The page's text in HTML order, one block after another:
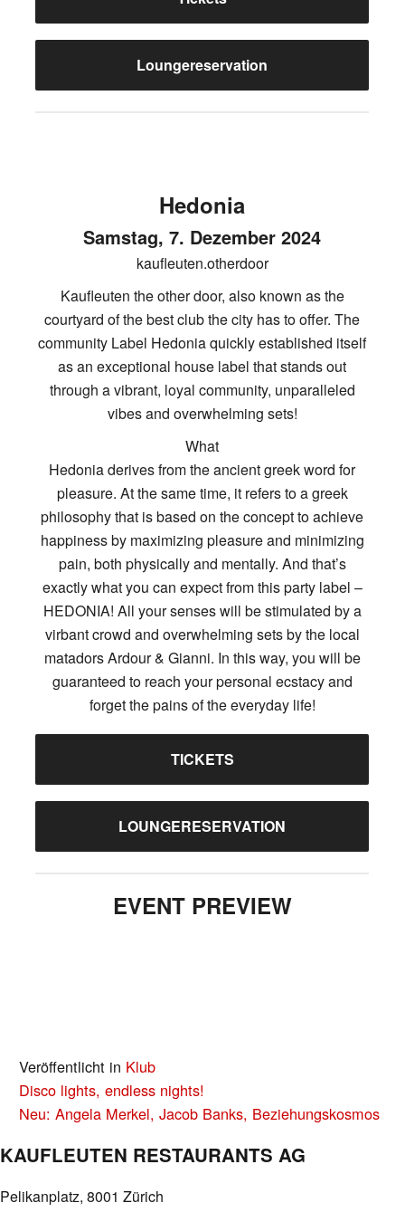
Loungereservation
Hedonia
Samstag, 7. Dezember 2024
kaufleuten.otherdoor
Kaufleuten the other door, also known as the
courtyard of the best club the city has to offer. The
community Label Hedonia quickly established itself
as an exceptional house label that stands out
through a vibrant, loyal community, unparalleled
vibes and overwhelming sets!
What
Hedonia derives from the ancient greek word for
pleasure. At the same time, it refers to a greek
philosophy that is based on the concept to achieve
happiness by maximizing pleasure and minimizing
pain, both physically and mentally. And that’s
exactly what you can expect from this party label –
HEDONIA! All your senses will be stimulated by a
virbant crowd and overwhelming sets by the local
matadors Ardour & Gianni. In this way, you will be
guaranteed to reach your personal ecstacy and
forget the pains of the everyday life!
TICKETS
LOUNGERESERVATION
EVENT PREVIEW
Veröffentlicht in Klub
BEITRAGS-
NAVIGATION
Disco lights, endless nights!
Neu: Angela Merkel, Jacob Banks, Beziehungskosmos
KAUFLEUTEN RESTAURANTS AG
Pelikanplatz, 8001 Zürich